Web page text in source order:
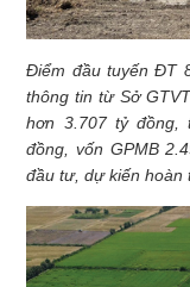
Điểm đầu tuyến ĐT
thông tin từ Sở
hơn 3.707 tỷ đồng,
đồng, vốn GPMB
đầu tư, dự kiến hoàn